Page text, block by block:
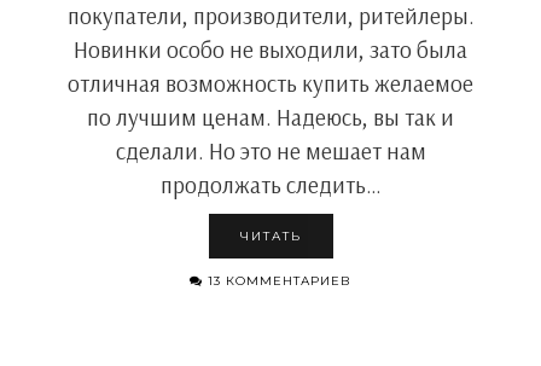
покупатели, производители, ритейлеры.
Новинки особо не выходили, зато была
отличная возможность купить желаемое
по лучшим ценам. Надеюсь, вы так и
сделали. Но это не мешает нам
продолжать следить…
ЧИТАТЬ
13 КОММЕНТАРИЕВ